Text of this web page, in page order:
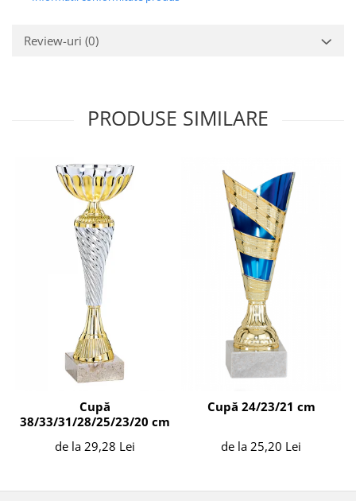
Review-uri (0)
PRODUSE SIMILARE
Cupă
38/33/31/28/25/23/20 cm
de la 29,28 Lei
Cupă 24/23/21 cm
de la 25,20 Lei